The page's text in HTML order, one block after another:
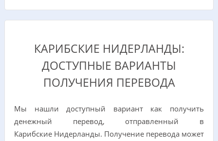
КАРИБСКИЕ НИДЕРЛАНДЫ:
ДОСТУПНЫЕ ВАРИАНТЫ
ПОЛУЧЕНИЯ ПЕРЕВОДА
Мы нашли доступный вариант как получить
денежный перевод, отправленный в
Карибские Нидерланды. Получение перевода может